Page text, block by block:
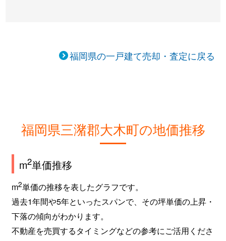
福岡県の一戸建て売却・査定に戻る
福岡県三潴郡大木町の地価推移
m2単価推移
m2単価の推移を表したグラフです。
過去1年間や5年といったスパンで、その坪単価の上昇・
下落の傾向がわかります。
不動産を売買するタイミングなどの参考にご活用くださ